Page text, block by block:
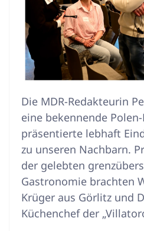
Die MDR-Redakteurin
eine bekennende
präsentierte lebhaft
zu unseren Nachbarn.
der gelebten
Gastronomie brachten
Krüger aus Görlitz und
Küchenchef der